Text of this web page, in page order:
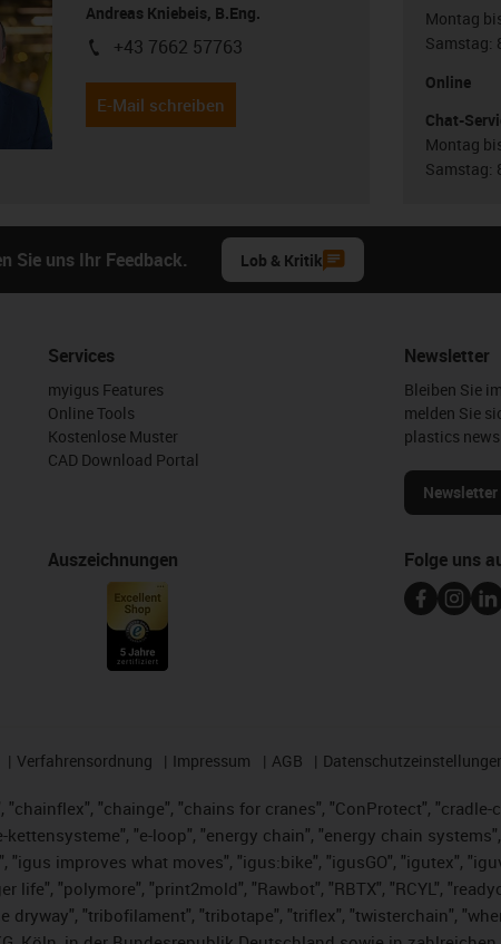
Andreas Kniebeis, B.Eng.
igus-icon-phone
+43 7662 57763
E-Mail schreiben
Montag
Samstag:
Online
Chat-
Montag
Samstag:
Sie uns Ihr Feedback. Lob & Kritik
Services
myigus Features
Online Tools
Kostenlose Muster
CAD Download Portal
Auszeichnungen
Newsletter
Bleiben Sie
melden Sie
plastics
Folge uns
Verfahrensordnung Impressum AGB
"chainflex", "chainge", "chains for cranes", "ConProtect",
kettensysteme", "e-loop", "energy chain", "energy chain
"igus improves what moves", "igus:bike", "igusGO", "igutex",
"polymore", "print2mold", "Rawbot", "RBTX", "RCYL",
dryway", "tribofilament", "tribotape", "triflex", "twisterchain",